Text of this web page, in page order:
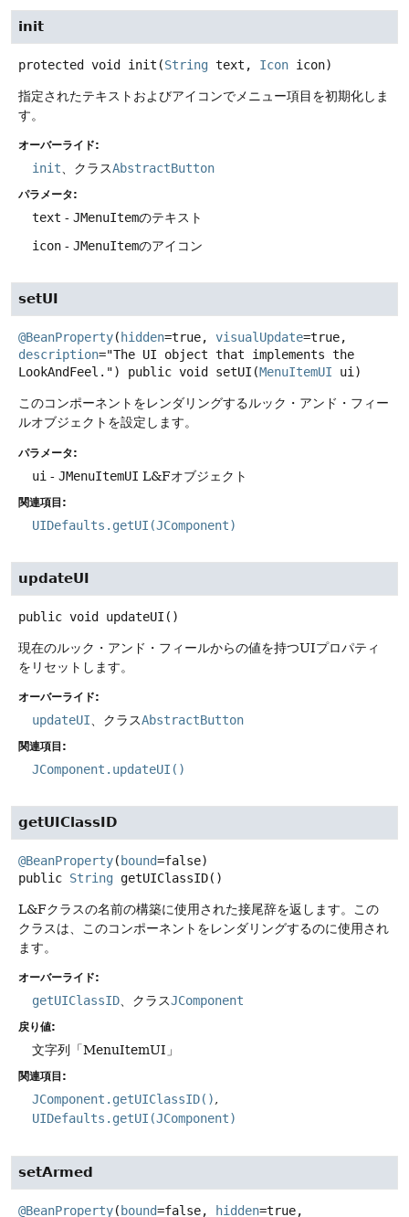
init
protected void init (String text, Icon icon)
指定されたテキストおよびアイコンでメニュー項目を初期化しま
す。
オーバーライド:
init、クラスAbstractButton
パラメータ:
text - JMenuItemのテキスト
icon - JMenuItemのアイコン
setUI
@BeanProperty( hidden=true, visualUpdate
description="The UI object that implements the
LookAndFeel.") public void setUI (MenuItemUI ui)
このコンポーネントをレンダリングするルック・アンド・フィー
ルオブジェクトを設定します。
パラメータ:
ui - JMenuItemUI L&Fオブジェクト
関連項目:
UIDefaults.getUI(JComponent)
updateUI
public void updateUI ()
現在のルック・アンド・フィールからの値を持つUIプロパティ
をリセットします。
オーバーライド:
updateUI 、クラスAbstractButton
関連項目:
JComponent.updateUI()
getUIClassID
@BeanProperty( bound
public String getUIClassID()
L&Fクラスの名前の構築に使用された接尾辞を返します。この
クラスは、このコンポーネントをレンダリングするのに使用され
ます。
オーバーライド:
getUIClassID、クラスJComponent
戻り値:
文字列「MenuItemUI」
関連項目:
JComponent.getUIClassID()
UIDefaults.getUI(JComponent)
setArmed
@BeanProperty(bound=false, hidden